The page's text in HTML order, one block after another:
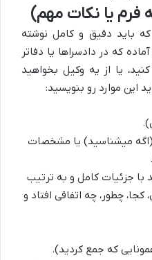
فرم یا نکات مهم)
باید دقیق و کامل نوشته
که در دادسراها یا دفاتر
یا از یه وکیل بخواهید
این موارد رو بنویسید:
میشناسید) یا مشخصات
با جزئیات کامل و به ترتیب
کجا، چطور، چه اتفاقی افتاد و
که جمع کردید).